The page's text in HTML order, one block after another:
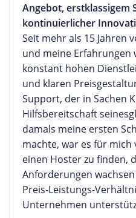
Angebot, erstklassigem
kontinuierlicher
Seit mehr als 15 Jahren
und meine Erfahrungen
konstant hohen
und klaren
Support, der in Sachen
Hilfsbereitschaft
damals meine ersten
machte, war es für
einen Hoster zu finden,
Anforderungen
Preis-Leistungs-
Unternehmen